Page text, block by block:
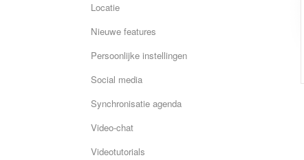
Locatie
Nieuwe features
Persoonlijke instellingen
Social media
Synchronisatie agenda
Video-chat
Videotutorials